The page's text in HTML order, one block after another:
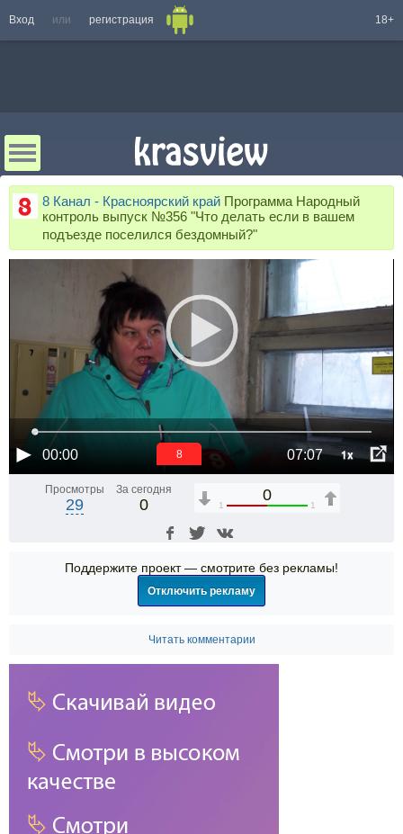
Вход или регистрация 18+
8 Канал - Красноярский край Программа Народный
контроль выпуск №356 "Что делать если в вашем
подъезде поселился бездомный?"
00:00 07:07 1x
7
Просмотры
29
За сегодня
0
0
1 1
Поддержите проект — смотрите без рекламы!
Отключить рекламу
Читать комментарии